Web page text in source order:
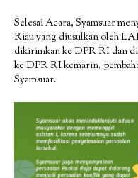
Selesai Acara, Syamsuar
Riau yang diusulkan oleh
dikirimkan ke DPR RI dan
ke DPR RI kemarin,
Syamsuar.